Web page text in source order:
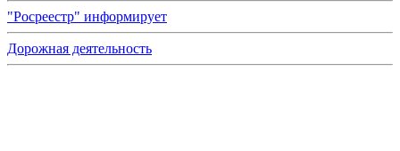
"Росреестр" информирует
Дорожная деятельность